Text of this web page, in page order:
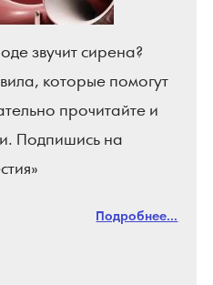
звучит сирена?
которые помогут
прочитайте и
Подпишись на
Подробнее...